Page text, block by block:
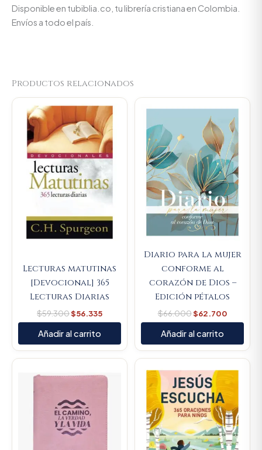
Disponible en tubiblia.co, tu librería cristiana en Colombia.
Envíos a todo el país.
Productos relacionados
Lecturas matutinas
[Devocional] 365
Lecturas Diarias
$59.300
price
was:
$59.300.
$56.335
Current
price
is:
$56.335.
Añadir al carrito
Diario para la mujer
conforme al
corazón de Dios –
Edición pétalos
$66.000
price
was:
$66.000.
$62.700
Current
price
is:
Añadir al carrito
price
Current
is:
price
was:
$80.100.
Current
price
is: